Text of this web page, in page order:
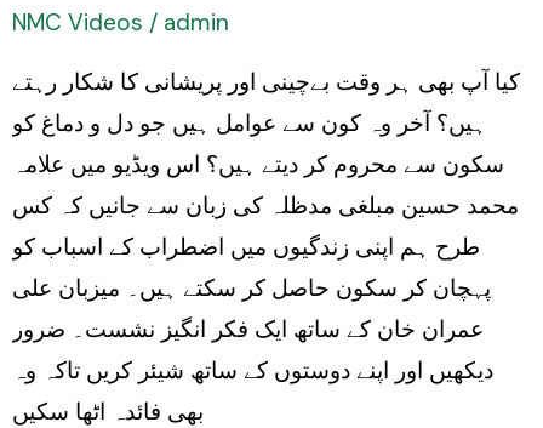
NMC Videos / admin
کیا آپ بھی ہر وقت بےچینی اور پریشانی کا شکار رہتے
ہیں؟ آخر وہ کون سے عوامل ہیں جو دل و دماغ کو
سکون سے محروم کر دیتے ہیں؟ اس ویڈیو میں علامہ
محمد حسین مبلغی مدظلہ کی زبان سے جانیں کہ کس
طرح ہم اپنی زندگیوں میں اضطراب کے اسباب کو
پہچان کر سکون حاصل کر سکتے ہیں۔ میزبان علی
عمران خان کے ساتھ ایک فکر انگیز نشست۔ ضرور
دیکھیں اور اپنے دوستوں کے ساتھ شیئر کریں تاکہ وہ
بھی فائدہ اٹھا سکیں